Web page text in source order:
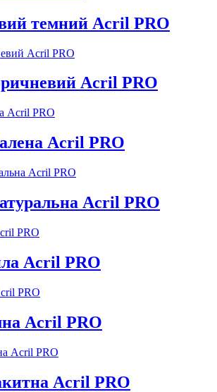
темний Acril PRO
Acril PRO
Acril PRO
Acril PRO
Acril PRO
Acril PRO
Acril PRO